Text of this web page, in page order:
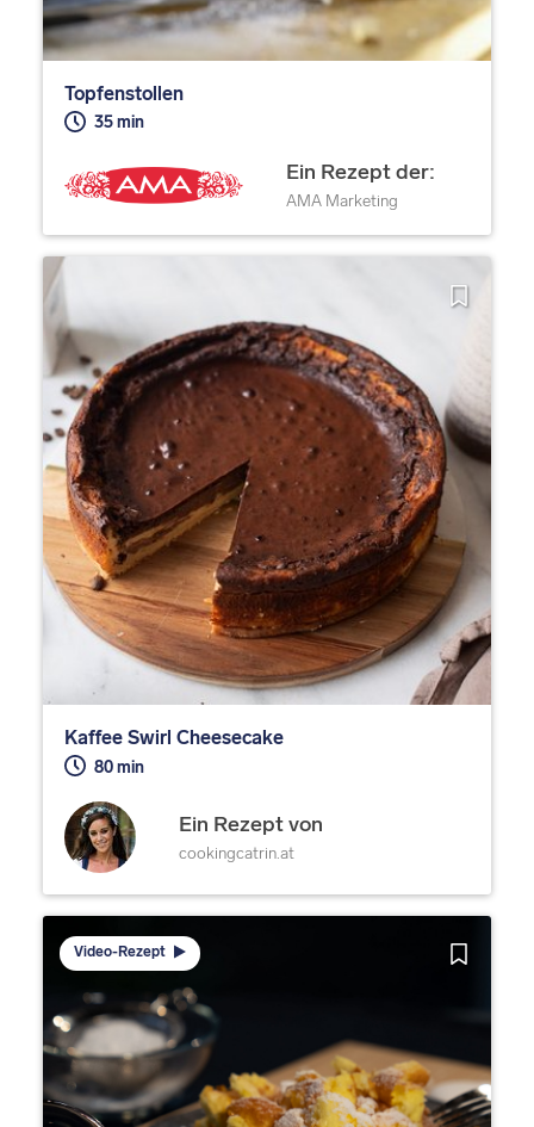
Topfenstollen
35 min
Ein Rezept der:
AMA Marketing
Kaffee Swirl Cheesecake
80 min
Ein Rezept von
cookingcatrin.at
Video-Rezept